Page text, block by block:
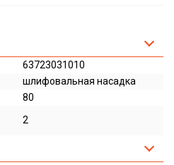
63723031010
шлифовальная насадка
80
2